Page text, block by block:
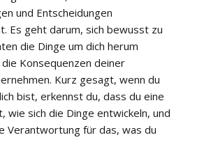
und Entscheidungen
Es geht darum, sich bewusst zu
die Dinge um dich herum
Konsequenzen deiner
Kurz gesagt, wenn du
bist, erkennst du, dass du eine
wie sich die Dinge entwickeln, und
Verantwortung für das, was du